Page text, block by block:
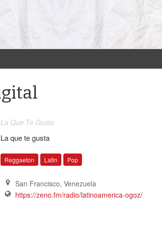
La Que Te Gusta
La que te gusta
Reggaeton Latin Pop
San Francisco, Venezuela
https://zeno.fm/radio/latinoamerica-ogoz/